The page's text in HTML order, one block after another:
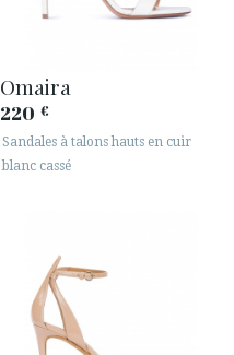
Omaira
220 €
Sandales à talons hauts en cuir
blanc cassé